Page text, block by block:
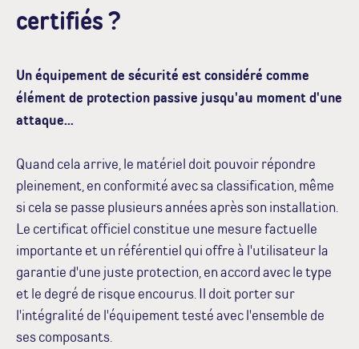
certifiés ?
Un équipement de sécurité est considéré comme
élément de protection passive jusqu'au moment d'une
attaque...
Quand cela arrive, le matériel doit pouvoir répondre
pleinement, en conformité avec sa classification, même
si cela se passe plusieurs années après son installation.
Le certificat officiel constitue une mesure factuelle
importante et un référentiel qui offre à l'utilisateur la
garantie d'une juste protection, en accord avec le type
et le degré de risque encourus. Il doit porter sur
l'intégralité de l'équipement testé avec l'ensemble de
ses composants.